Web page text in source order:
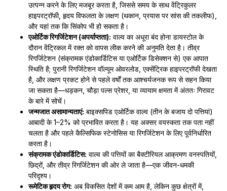
उत्पन्न करने के लिए मजबूर करता है, जिससे समय के साथ वेंट्रिकुलर
हाइपरट्रॉफी, हृदय विफलता के लक्षण (थकान, प्रयास पर सांस की तकलीफ),
और यहां तक कि सिंकोप भी हो सकता है।
एओर्टिक रिगर्जिटेशन (अपर्याप्तता): वाल्व का अधूरा बंद होना डायस्टोल के
दौरान वेंट्रिकल में रक्त को वापस लीक करने की अनुमति देता है। तीव्र
रिगर्जिटेशन (संक्रामक एंडोकार्डिटिस या एओर्टिक डिसेक्शन से) एक आपात
स्थिति है; पुरानी रिगर्जिटेशन वॉल्यूम ओवरलोड, एक्सेंट्रिक हाइपरट्रॉफी देखता
है, और लक्षण प्रकट होने से पहले वर्षों तक आश्चर्यजनक रूप से सहन किया
जा सकता है—धड़कन, चौड़ा पल्स प्रेशर, या व्यायाम क्षमता में अंततः गिरावट
के बारे में सोचें।
जन्मजात असामान्यताएं: बाइक्सपिड एओर्टिक वाल्व (तीन के बजाय दो पत्तियां)
आबादी के 1–2% को प्रभावित करता है। यह अक्सर वयस्कता तक पता नहीं
चलता है और पहले कैल्सिफिक स्टेनोसिस या रिगर्जिटेशन के लिए पूर्वनिर्धारित
करता है।
संक्रामक एंडोकार्डिटिस: वाल्व की पत्तियों का बैक्टीरियल आक्रमण वनस्पतियों,
छिद्रों, और तीव्र रिगर्जिटेशन की ओर ले जाता है—एक जीवन-धमकी
परिदृश्य।
रूमेटिक हृदय रोग: अब विकसित देशों में कम आम है, लेकिन कुछ क्षेत्रों में,